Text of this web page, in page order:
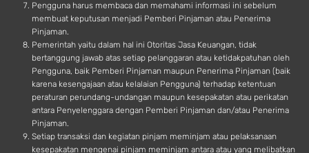
Pengguna harus membaca dan memahami informasi ini sebelum
membuat keputusan menjadi Pemberi Pinjaman atau Penerima
Pinjaman.
Pemerintah yaitu dalam hal ini Otoritas Jasa Keuangan, tidak
bertanggung jawab atas setiap pelanggaran atau ketidakpatuhan oleh
Pengguna, baik Pemberi Pinjaman maupun Penerima Pinjaman (baik
karena kesengajaan atau kelalaian Pengguna) terhadap ketentuan
peraturan perundang-undangan maupun kesepakatan atau perikatan
antara Penyelenggara dengan Pemberi Pinjaman dan/atau Penerima
Pinjaman.
Setiap transaksi dan kegiatan pinjam meminjam atau pelaksanaan
kesepakatan mengenai pinjam meminjam antara atau yang melibatkan